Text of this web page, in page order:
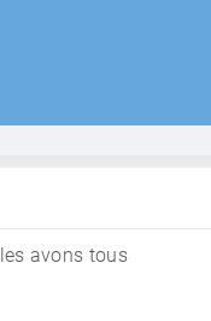
avons tous